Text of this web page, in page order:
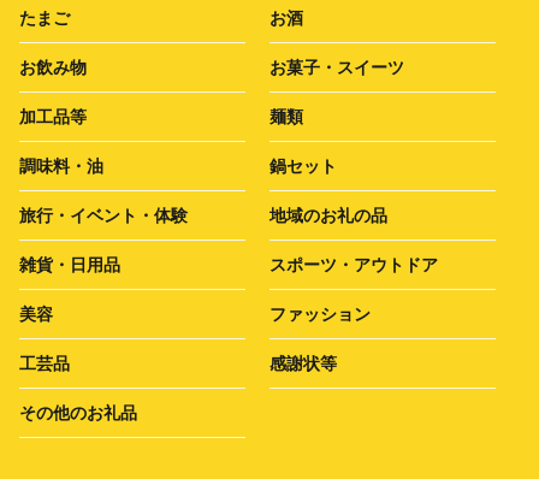
たまご お酒
お飲み物 お菓子・スイーツ
加工品等 麺類
調味料・油 鍋セット
旅行・イベント・体験 地域のお礼の品
雑貨・日用品 スポーツ・アウトドア
美容 ファッション
工芸品 感謝状等
その他のお礼品